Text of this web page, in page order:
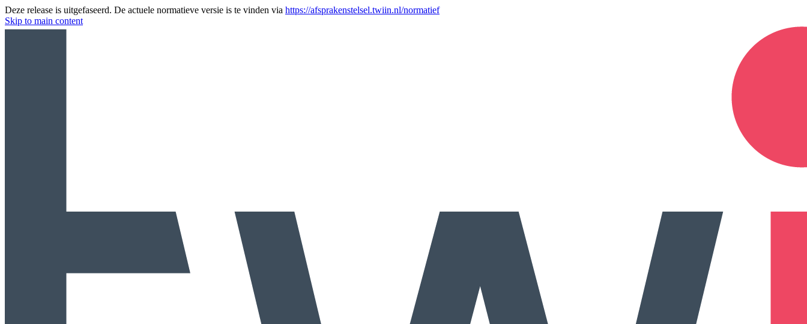
Deze release is uitgefaseerd. De actuele normatieve versie is te vinden via https://afsprakenstelsel.twiin.nl/normatief
Skip to main content